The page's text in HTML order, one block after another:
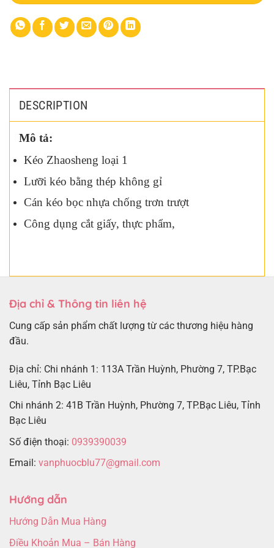
DESCRIPTION
Mô tả:
Kéo Zhaosheng loại 1
Lưỡi kéo bằng thép không gỉ
Cán kéo bọc nhựa chống trơn trượt
Công dụng cắt giấy, thực phẩm,
Địa chỉ & Thông tin liên hệ
Cung cấp sản phẩm chất lượng từ các thương hiệu hàng
đầu.
Địa chỉ: Chi nhánh 1: 113A Trần Huỳnh, Phường 7, TP.Bạc
Liêu, Tỉnh Bạc Liêu
Chi nhánh 2: 41B Trần Huỳnh, Phường 7, TP.Bạc Liêu, Tỉnh
Bạc Liêu
Số điện thoại: 0939390039
Email: vanphuocblu77@gmail.com
Hướng dẫn
Hướng Dẫn Mua Hàng
Điều Khoản Mua – Bán Hàng